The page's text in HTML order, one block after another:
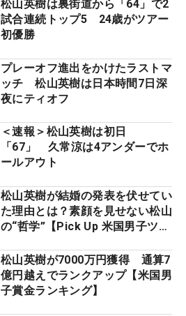
松山英樹は裏街道から「64」で2
試合連続トップ5 24歳がツアー
初優勝
プレーオフ進出をかけたラストマ
ッチ 松山英樹は日本時間7日深
夜にティオフ
＜速報＞松山英樹は初日
「67」 久常涼は4アンダーでホ
ールアウト
松山英樹が結婚の発表を伏せてい
た理由とは？素顔を見せない松山
の“哲学”【Pick Up 米国男子ツア
松山英樹が7000万円獲得 通算7
億円越えでランクアップ【米国男
子賞金ランキング】